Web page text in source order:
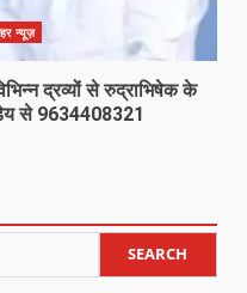
न्यूज़
द्रव्यों से रुद्राभिषेक के
से 9634408321
SEARCH